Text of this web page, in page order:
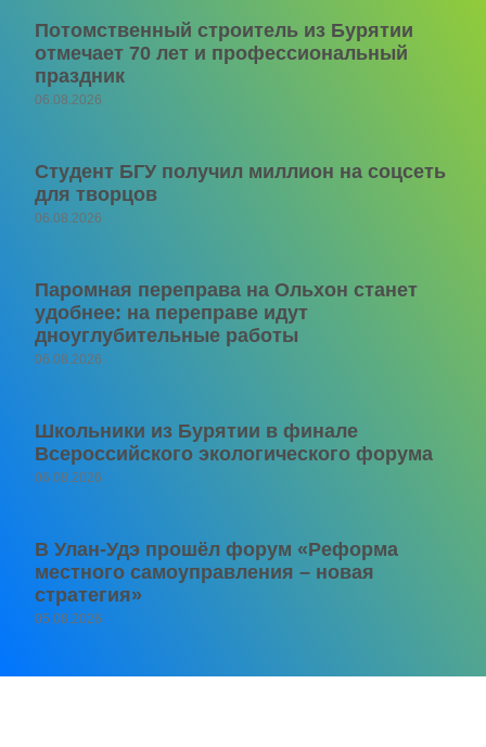
Потомственный строитель из Бурятии
отмечает 70 лет и профессиональный
праздник
06.08.2026
Студент БГУ получил миллион на соцсеть
для творцов
06.08.2026
Паромная переправа на Ольхон станет
удобнее: на переправе идут
дноуглубительные работы
06.08.2026
Школьники из Бурятии в финале
Всероссийского экологического форума
06.08.2026
В Улан-Удэ прошёл форум «Реформа
местного самоуправления – новая
стратегия»
05.08.2026